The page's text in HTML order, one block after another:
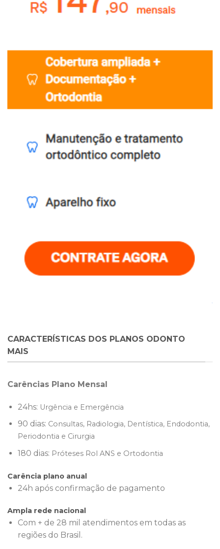
CARACTERÍSTICAS DOS PLANOS ODONTO
MAIS
Carências Plano Mensal
24hs: Urgência e Emergência
90 dias: Consultas, Radiologia, Dentística, Endodontia,
Periodontia e Cirurgia
180 dias: Próteses Rol ANS e Ortodontia
Carência plano anual
24h após confirmação de pagamento
Ampla rede nacional
Com + de 28 mil atendimentos em todas as
regiões do Brasil.